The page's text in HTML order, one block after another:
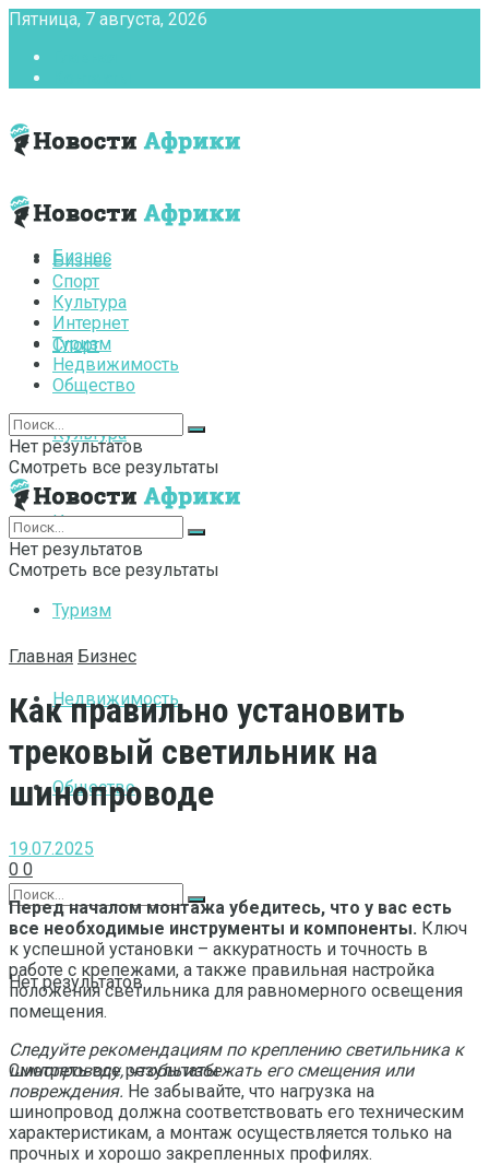
Пятница, 7 августа, 2026
Бизнес
Спорт
Культура
Интернет
Туризм
Недвижимость
Общество
Нет результатов
Смотреть все результаты
Бизнес
Спорт
Культура
Интернет
Туризм
Недвижимость
Общество
Нет результатов
Смотреть все результаты
Нет результатов
Смотреть все результаты
Главная Бизнес
Как правильно установить
трековый светильник на
шинопроводе
19.07.2025
0 0
Перед началом монтажа убедитесь, что у вас есть
все необходимые инструменты и компоненты. Ключ
к успешной установки – аккуратность и точность в
работе с крепежами, а также правильная настройка
положения светильника для равномерного освещения
помещения.
Следуйте рекомендациям по креплению светильника к
шинопроводу, чтобы избежать его смещения или
повреждения. Не забывайте, что нагрузка на
шинопровод должна соответствовать его техническим
характеристикам, а монтаж осуществляется только на
прочных и хорошо закрепленных профилях.